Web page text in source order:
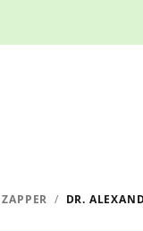
ZAPPER / DR.